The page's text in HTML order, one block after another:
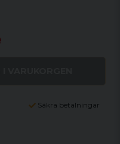
Säkra betalningar